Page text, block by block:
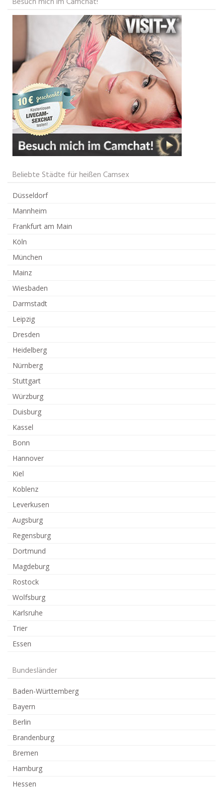
Beliebte Städte für heißen Camsex
Düsseldorf
Mannheim
Frankfurt am Main
Köln
München
Mainz
Wiesbaden
Darmstadt
Leipzig
Dresden
Heidelberg
Nürnberg
Stuttgart
Würzburg
Duisburg
Kassel
Bonn
Hannover
Kiel
Koblenz
Leverkusen
Augsburg
Regensburg
Dortmund
Magdeburg
Rostock
Wolfsburg
Karlsruhe
Trier
Essen
Bundesländer
Baden-Württemberg
Bayern
Berlin
Brandenburg
Bremen
Hamburg
Hessen